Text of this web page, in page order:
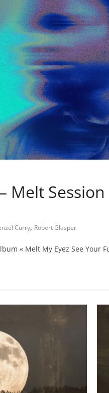
Melt
Curry, Robert Glasper
« Melt My Eyez See Your